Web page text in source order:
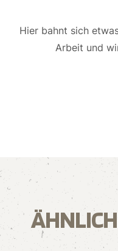
Hier bahnt sich
Arbeit und